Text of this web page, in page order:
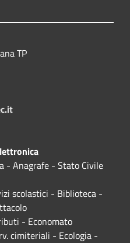
TP
- Anagrafe - Stato Civile
scolastici - Biblioteca -
- Economato
cimiteriali - Ecologia -